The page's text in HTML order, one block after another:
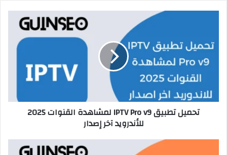
تحميل تطبيق IPTV Pro v9 لمشاهدة القنوات 2025
للأندرويد آخر إصدار